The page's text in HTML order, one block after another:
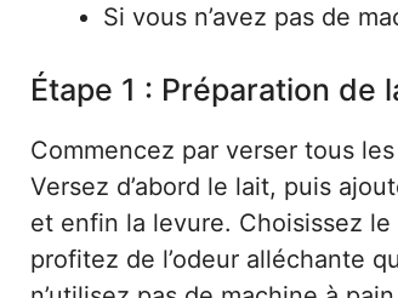
Si vous n’avez pas de
Étape 1 : Préparation de
Commencez par verser tous
Versez d’abord le lait, puis
et enfin la levure. Choisissez
profitez de l’odeur alléchante